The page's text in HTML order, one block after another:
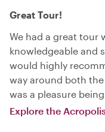
Great Tour!
We had a great tour
knowledgeable and
would highly
way around both
was a pleasure
Explore the